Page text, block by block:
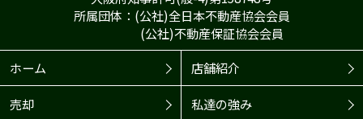
所属団体：(公社)全日本不動産協会会員
(公社)不動産保証協会会員
ホーム
店舗紹介
売却 私達の強み